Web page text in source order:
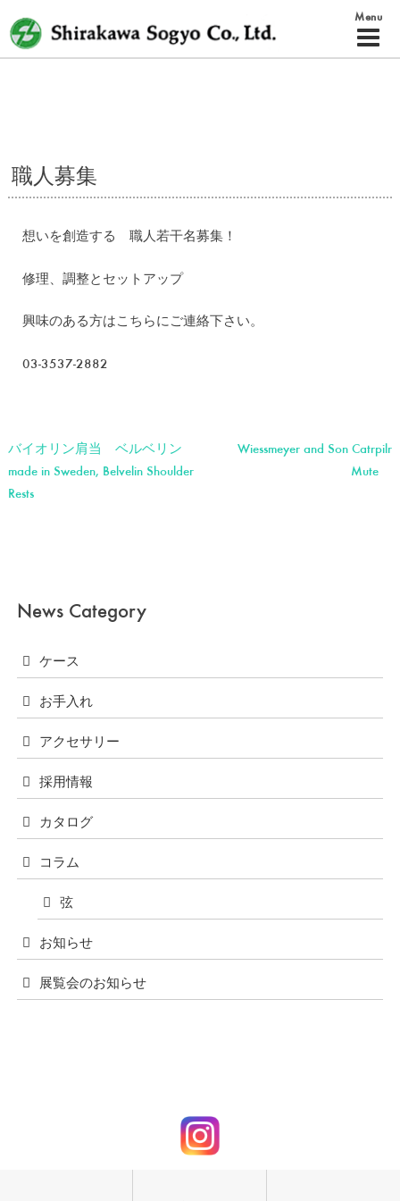
content
Menu
Menu
職人募集
想いを創造する 職人若干名募集！
修理、調整とセットアップ
興味のある方はこちらにご連絡下さい。
03-3537-2882
投
稿
シ
ョ
バイオリン肩当 ベルベリン
made in Sweden, Belvelin Shoulder
Rests
Wiessmeyer and Son Catrpilr
Mute
News Category
ケース
お手入れ
アクセサリー
採用情報
カタログ
コラム
弦
お知らせ
展覧会のお知らせ